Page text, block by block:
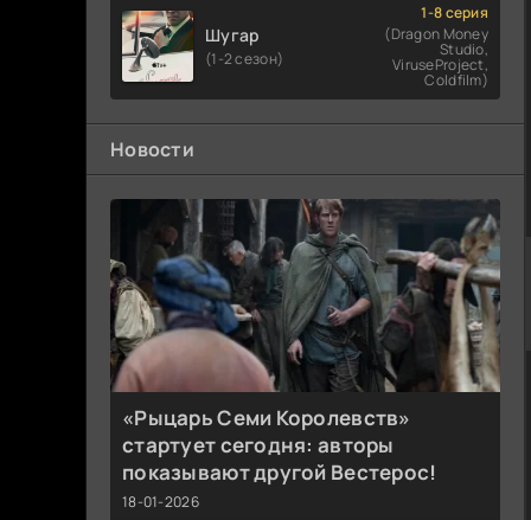
Шугар
(1-2 сезон)
1-8 серия
(Dragon Money
Studio,
ViruseProject,
Coldfilm)
Новости
«Рыцарь Семи Королевств»
стартует сегодня: авторы
показывают другой Вестерос!
18-01-2026